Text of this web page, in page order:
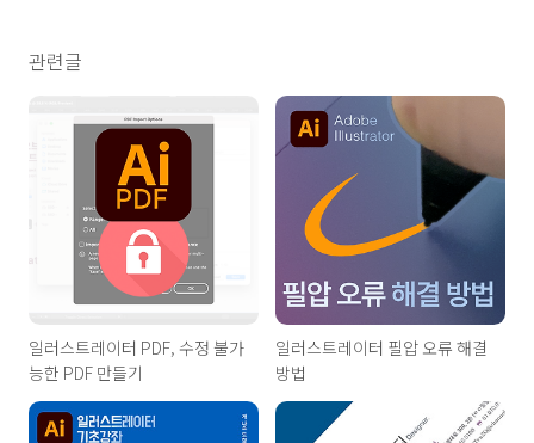
관련글
일러스트레이터 PDF, 수정 불가
능한 PDF 만들기
일러스트레이터 필압 오류 해결
방법